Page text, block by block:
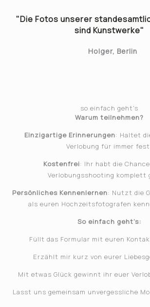
"Die Fotos unserer
sind Kunstwerke"
Holger, Berlin
so einfach geht's
Warum teilnehmen?
Einzigartige Erinnerungen: Haltet
Verlobung für immer
Kostenfrei: Ihr habt die
Verlobungsshooting komplett
Persönliches Kennenlernen: Nutzt die
als euren Hochzeitsfotografen
So einfach geht’s:
Füllt das Formular mit euren
Erzählt mir kurz von eurer
Mit etwas Glück gewinnt ihr euer
Lasst uns gemeinsam unvergessliche